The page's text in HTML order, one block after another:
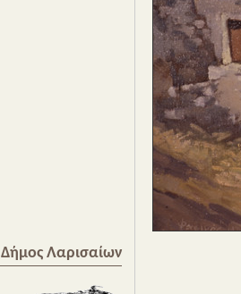
Δήμος Λαρισαίων